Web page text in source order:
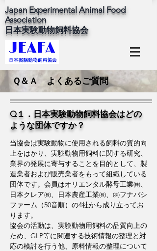
Japan Experimental Animal Food
Association
​日本実験動物飼料協会
Ｑ＆Ａ よくあるご質問
Q１．日本実験動物飼料協会はどの
ような団体ですか？
当協会は実験動物に使用される飼料の質的向
上をはかり、実験動物用飼料に関する研究、
業界の発展に寄与することを目的として、製
造業者および販売業者をもって組織している
団体です。会員はオリエンタル酵母工業㈱、
日本クレア㈱、日本農産工業㈱、㈱フナバシ
ファーム（50音順）の4社から成り立ってお
ります。
協会の活動は、実験動物用飼料の品質向上の
ため、GLP等に関連する技術情報の整理と対
応の検討を行う他、原料情報の整理について